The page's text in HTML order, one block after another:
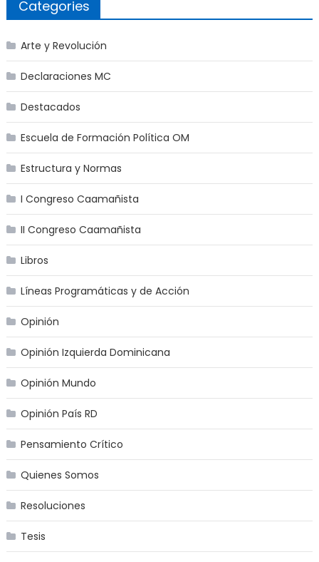
Categories
Arte y Revolución
Declaraciones MC
Destacados
Escuela de Formación Política OM
Estructura y Normas
I Congreso Caamañista
II Congreso Caamañista
Libros
Líneas Programáticas y de Acción
Opinión
Opinión Izquierda Dominicana
Opinión Mundo
Opinión País RD
Pensamiento Crítico
Quienes Somos
Resoluciones
Tesis